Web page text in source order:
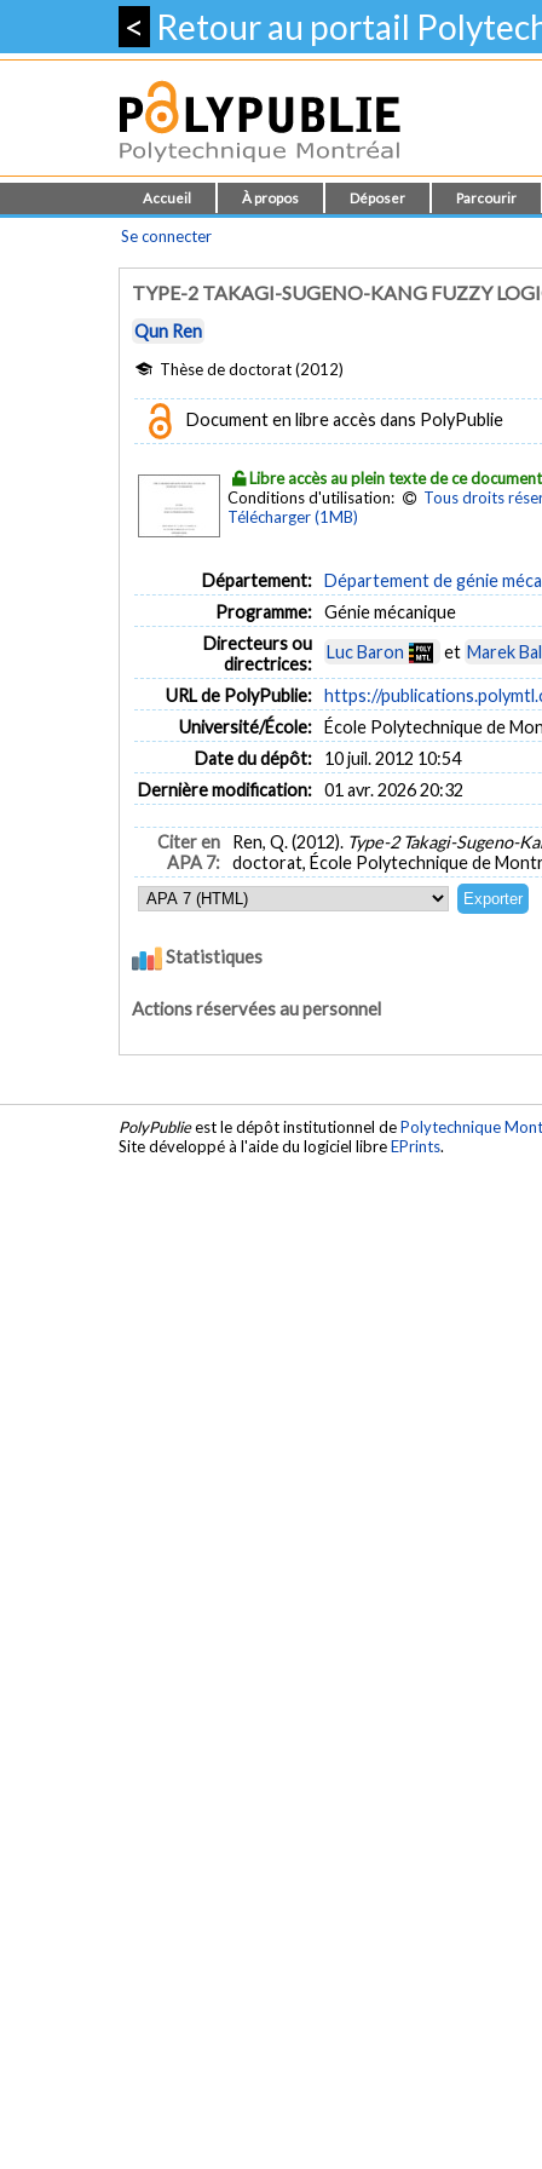
< Retour au portail
Accueil À propos Déposer Parcourir
Se connecter
TYPE-2 TAKAGI-SUGENO-KANG FUZZY
Qun Ren
Thèse de doctorat (2012)
Document en libre accès dans PolyPublie
Libre accès au plein texte de ce document
Conditions d'utilisation:
Tous droits
Télécharger (1MB)
Département: Département de génie
Programme: Génie mécanique
Directeurs ou
directrices:
Luc Baron et Marek
URL de PolyPublie: https://
Université/École: École Polytechnique de
Date du dépôt:
10 juil. 2012 10:54
Dernière modification: 01 avr. 2026 20:32
Citer en
APA 7:
Ren, Q. (2012). Type-2 Takagi-Sugeno-
doctorat, École Polytechnique de
Statistiques
Actions réservées au personnel
PolyPublieest le dépôt institutionnel dePolytechnique
Site développé à l'aide du logiciel libreEPrints.